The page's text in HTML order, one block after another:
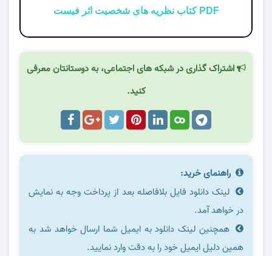
PDF کتاب نظریه های شخصیت اثر فیست
اشتراک گذاری در شبکه های اجتماعی، به دوستانتان معرفی
کنید.
راهنمای خرید:
لینک دانلود فایل بلافاصله بعد از پرداخت وجه به نمایش
در خواهد آمد.
همچنین لینک دانلود به ایمیل شما ارسال خواهد شد به
همین دلیل ایمیل خود را به دقت وارد نمایید.